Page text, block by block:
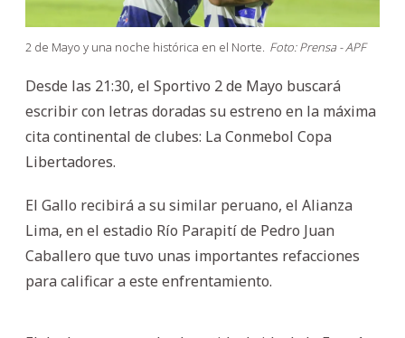
2 de Mayo y una noche histórica en el Norte. Foto: Prensa - APF
Desde las 21:30, el Sportivo 2 de Mayo buscará
escribir con letras doradas su estreno en la máxima
cita continental de clubes: La Conmebol Copa
Libertadores.
El Gallo recibirá a su similar peruano, el Alianza
Lima, en el estadio Río Parapití de Pedro Juan
Caballero que tuvo unas importantes refacciones
para calificar a este enfrentamiento.